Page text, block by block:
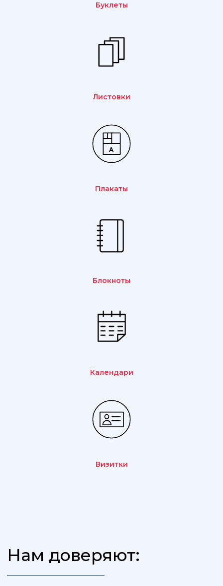
Буклеты
Листовки
Плакаты
Блокноты
Календари
Визитки